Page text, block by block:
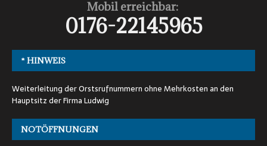
Mobil erreichbar:
0176-22145965
* HINWEIS
Weiterleitung der Orstsrufnummern ohne Mehrkosten an den
Hauptsitz der Firma Ludwig
NOTÖFFNUNGEN